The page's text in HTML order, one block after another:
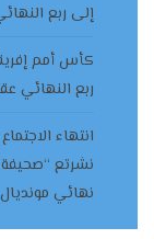
إلى ربع
ربع النهائي
انتهاء
نشرتع “صحيفة
نهائي مونديال 2030